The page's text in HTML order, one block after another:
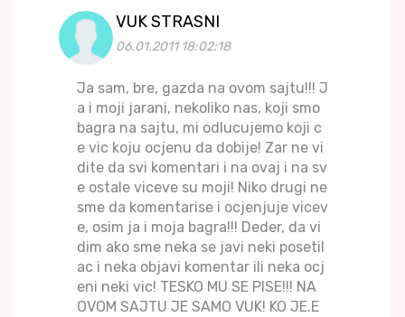
VUK STRASNI
06.01.2011 18:02:18
Ja sam, bre, gazda na ovom sajtu!!! J
a i moji jarani, nekoliko nas, koji smo
bagra na sajtu, mi odlucujemo koji c
e vic koju ocjenu da dobije! Zar ne vi
dite da svi komentari i na ovaj i na sv
e ostale viceve su moji! Niko drugi ne
sme da komentarise i ocjenjuje vicev
e, osim ja i moja bagra!!! Deder, da vi
dim ako sme neka se javi neki posetil
ac i neka objavi komentar ili neka ocj
eni neki vic! TESKO MU SE PISE!!! NA
OVOM SAJTU JE SAMO VUK! KO JE.E